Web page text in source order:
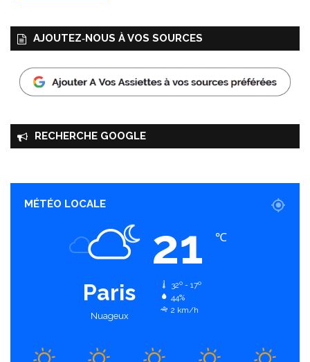
AJOUTEZ‑NOUS À VOS SOURCES
RECHERCHE GOOGLE
MÉTÉO LOCALE
Paris
Nuageux
21 ℃
32º - 17º
44%
2 km/h